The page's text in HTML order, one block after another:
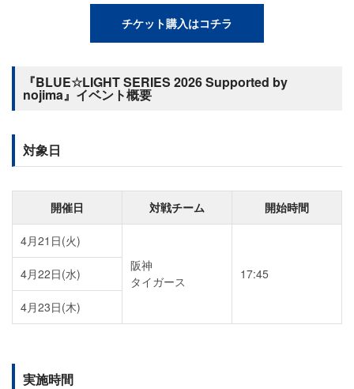
チケット購入はコチラ
『BLUE☆LIGHT SERIES 2026 Supported by
nojima』イベント概要
対象日
開催日 対戦チーム 開始時間
4月21日(火)
阪神
タイガース
17:45
4月22日(水)
4月23日(木)
実施時間